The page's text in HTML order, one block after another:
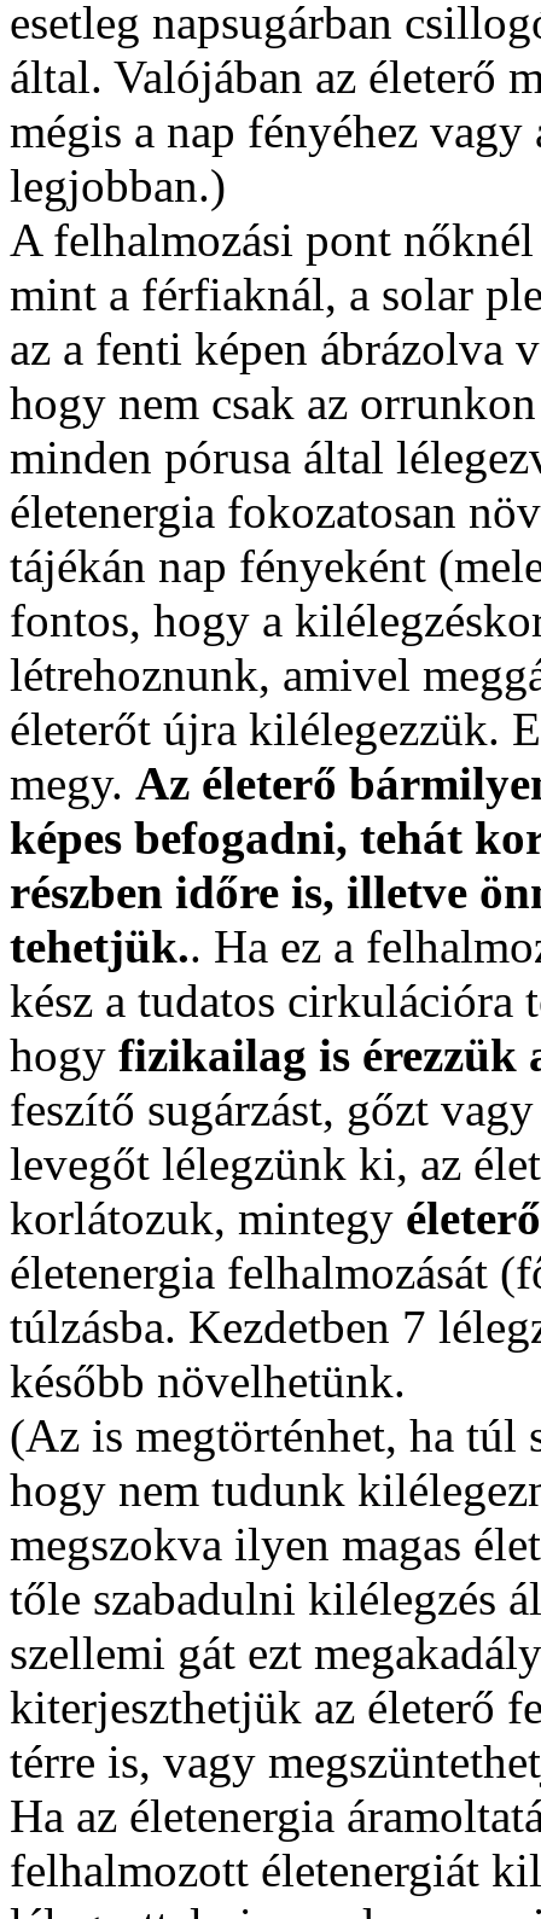
esetleg napsugárban
által. Valójában az életerő
mégis a nap fényéhez
legjobban.)
A felhalmozási pont
mint a férfiaknál, a solar
az a fenti képen ábrázolva
hogy nem csak az
minden pórusa által
életenergia fokozatosan
tájékán nap fényeként
fontos, hogy a
létrehoznunk, amivel
életerőt újra kilélegezzük.
megy. Az életerő
képes befogadni, tehát
részben időre is, illetve
tehetjük.. Ha ez a
kész a tudatos cirkulációra
hogy fizikailag is érezzük
feszítő sugárzást, gőzt
levegőt lélegzünk ki, az
korlátozuk, mintegy
életenergia felhalmozását
túlzásba. Kezdetben 7
később növelhetünk.
(Az is megtörténhet, ha túl
hogy nem tudunk
megszokva ilyen magas
tőle szabadulni kilélegzés
szellemi gát ezt
kiterjeszthetjük az életerő
térre is, vagy
Ha az életenergia
felhalmozott életenergiát